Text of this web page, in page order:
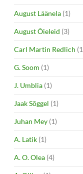
August Läänela (1)
August Õieleid (3)
Carl Martin Redlich
G. Soom (1)
J. Umblia (1)
Jaak Sõggel (1)
Juhan Mey (1)
A. Latik (1)
A. O. Olea (4)